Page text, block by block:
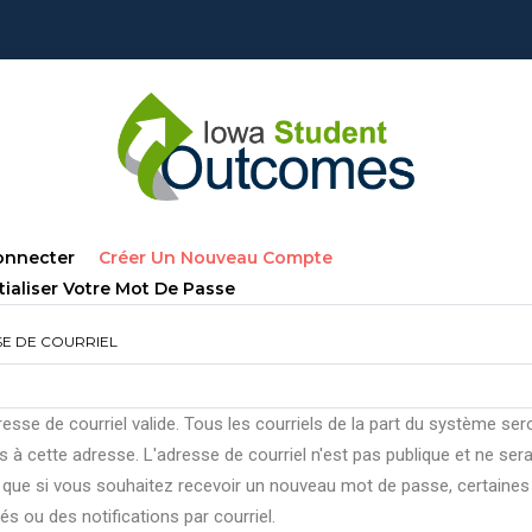
Créer Un Nouveau Compte
Votre Mot De Passe
DE COURRIEL
de courriel valide. Tous les courriels de la part du système
à cette adresse. L'adresse de courriel n'est pas publique et ne sera
si vous souhaitez recevoir un nouveau mot de passe, certaines
ou des notifications par courriel.